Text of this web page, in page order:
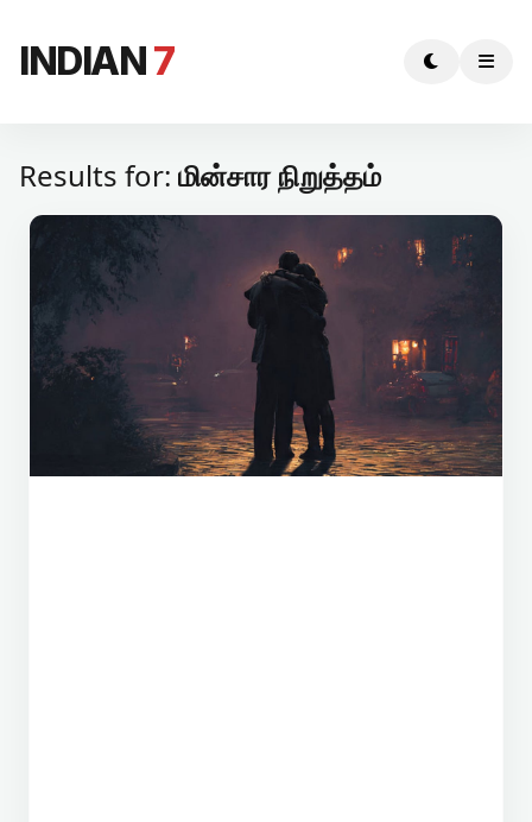
INDIAN7
Results for: மின்சார நிறுத்தம்